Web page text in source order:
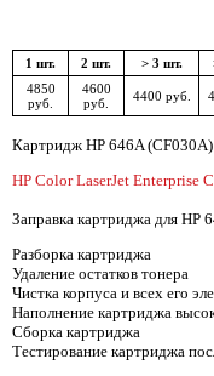
1 шт. 2 шт. > 3 шт.
4850
руб.
4600
руб.
4400 руб.
Картридж HP 646A
HP Color LaserJet Enterprise
Заправка картриджа для HP
Разборка картриджа
Удаление остатков тонера
Чистка корпуса и всех его
Наполнение картриджа
Сборка картриджа
Тестирование картриджа